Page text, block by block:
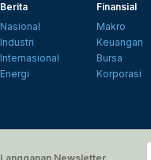
Berita
Nasional
Industri
Internasional
Energi
Finansial
Makro
Keuangan
Bursa
Korporasi